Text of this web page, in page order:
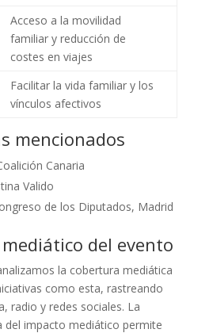
Acceso a la movilidad
familiar y reducción de
costes en viajes
Facilitar la vida familiar y los
vínculos afectivos
mencionados
Canaria
Valido
de los Diputados, Madrid
del evento
la cobertura mediática
como esta, rastreando
radio y redes sociales. La
del impacto mediático permite